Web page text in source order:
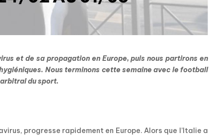
et de sa propagation en Europe, puis nous partirons en
Nous terminons cette semaine avec le football
du sport.
progresse rapidement en Europe. Alors que l’Italie a